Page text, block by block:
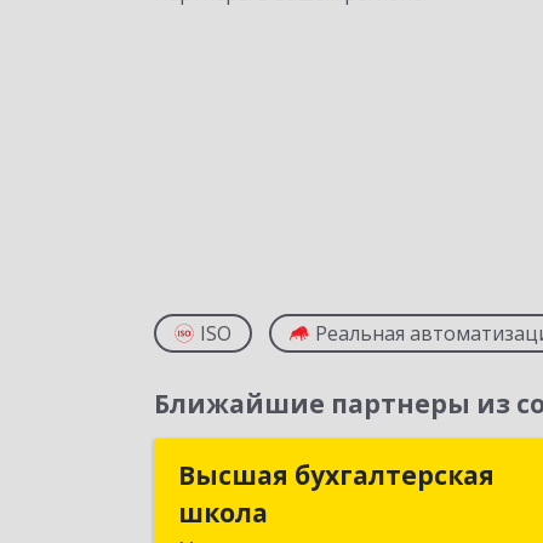
ISO Реальная
Ближайшие партнеры из
Высшая бухгалтерская
школа
Высшая бухгалтерская